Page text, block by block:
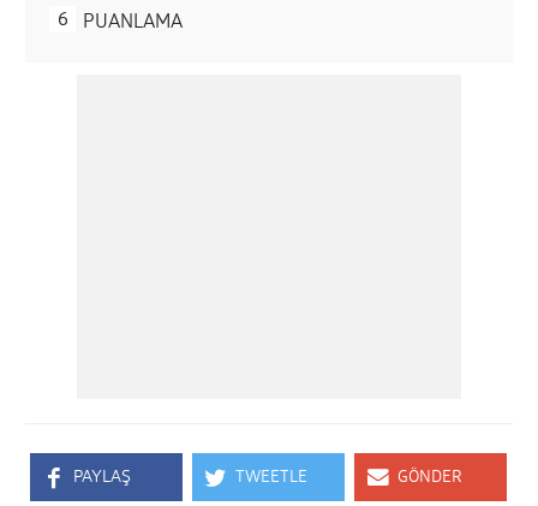
PUANLAMA
PAYLAŞ TWEETLE GÖNDER